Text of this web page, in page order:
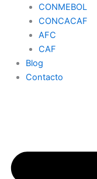
CONMEBOL
CONCACAF
AFC
CAF
Blog
Contacto